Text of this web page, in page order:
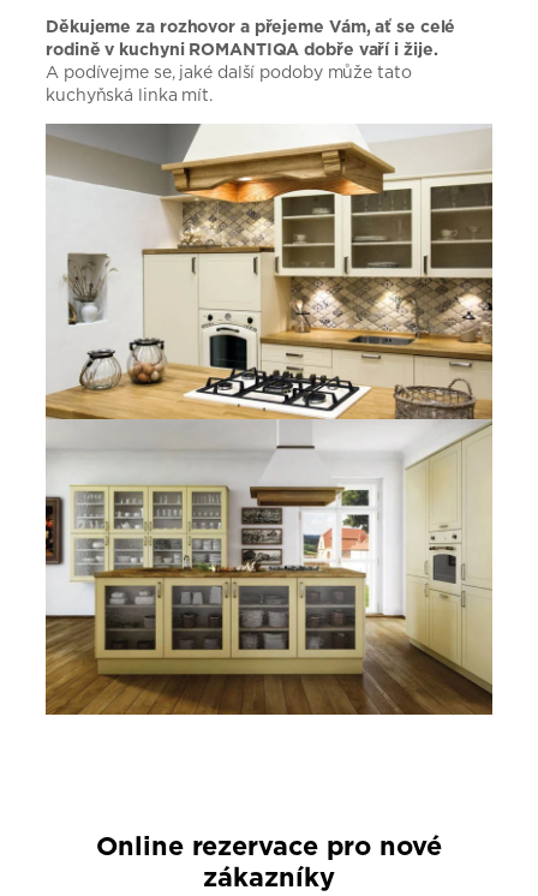
Děkujeme za rozhovor a přejeme Vám, ať se celé
rodině v kuchyni ROMANTIQA dobře vaří i žije.
A podívejme se, jaké další podoby může tato
kuchyňská linka mít.
Online rezervace pro nové
zákazníky